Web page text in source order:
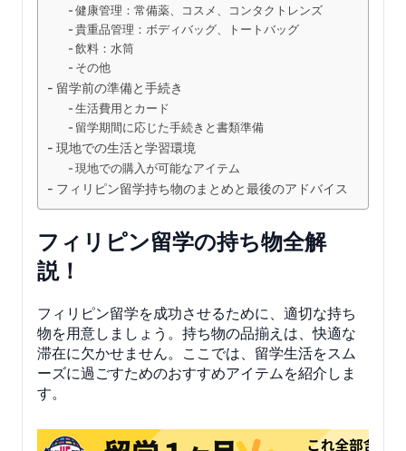
健康管理：常備薬、コスメ、コンタクトレンズ
貴重品管理：ボディバッグ、トートバッグ
飲料：水筒
その他
留学前の準備と手続き
生活費用とカード
留学期間に応じた手続きと書類準備
現地での生活と学習環境
現地での購入が可能なアイテム
フィリピン留学持ち物のまとめと最後のアドバイス
フィリピン留学の持ち物全解
説！
フィリピン留学を成功させるために、適切な持ち
物を用意しましょう。持ち物の品揃えは、快適な
滞在に欠かせません。ここでは、留学生活をスム
ーズに過ごすためのおすすめアイテムを紹介しま
す。